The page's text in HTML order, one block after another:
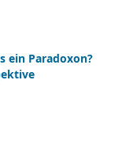
ein Paradoxon?